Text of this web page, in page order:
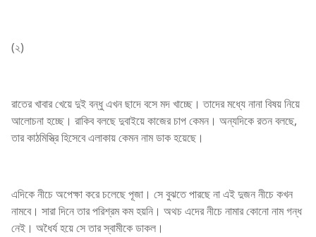
(২)
রাতের খাবার খেয়ে দুই বন্ধু এখন ছাদে বসে মদ খাচ্ছে। তাদের মধ্যে নানা বিষয় নিয়ে
আলোচনা হচ্ছে। রাকিব বলছে দুবাইয়ে কাজের চাপ কেমন। অন্যদিকে রতন বলছে,
তার কাঠমিস্ত্রি হিসেবে এলাকায় কেমন নাম ডাক হয়েছে।
এদিকে নীচে অপেক্ষা করে চলেছে পূজা। সে বুঝতে পারছে না এই দুজন নীচে কখন
নামবে। সারা দিনে তার পরিশ্রম কম হয়নি। অথচ এদের নীচে নামার কোনো নাম গন্ধ
নেই। অধৈর্য হয়ে সে তার স্বামীকে ডাকল।